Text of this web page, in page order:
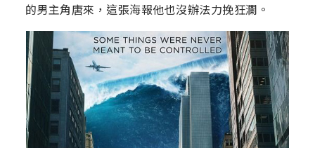
的男主角唐來，這張海報他也沒辦法力挽狂瀾。